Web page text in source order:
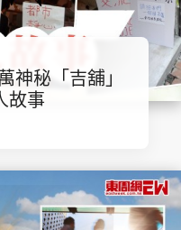
星島日報
The Standard
JobMarket
神秘「吉舖」
故事